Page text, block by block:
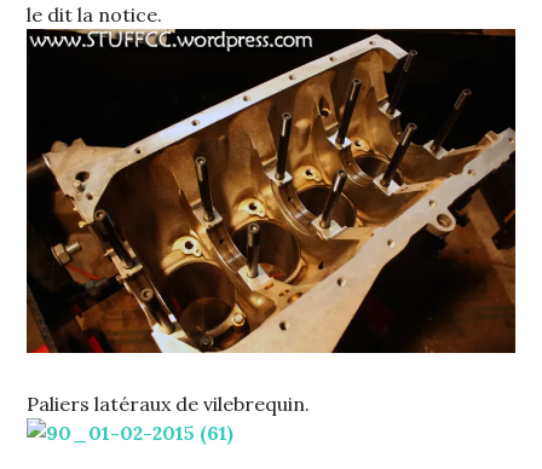
le dit la notice.
Paliers latéraux de vilebrequin.